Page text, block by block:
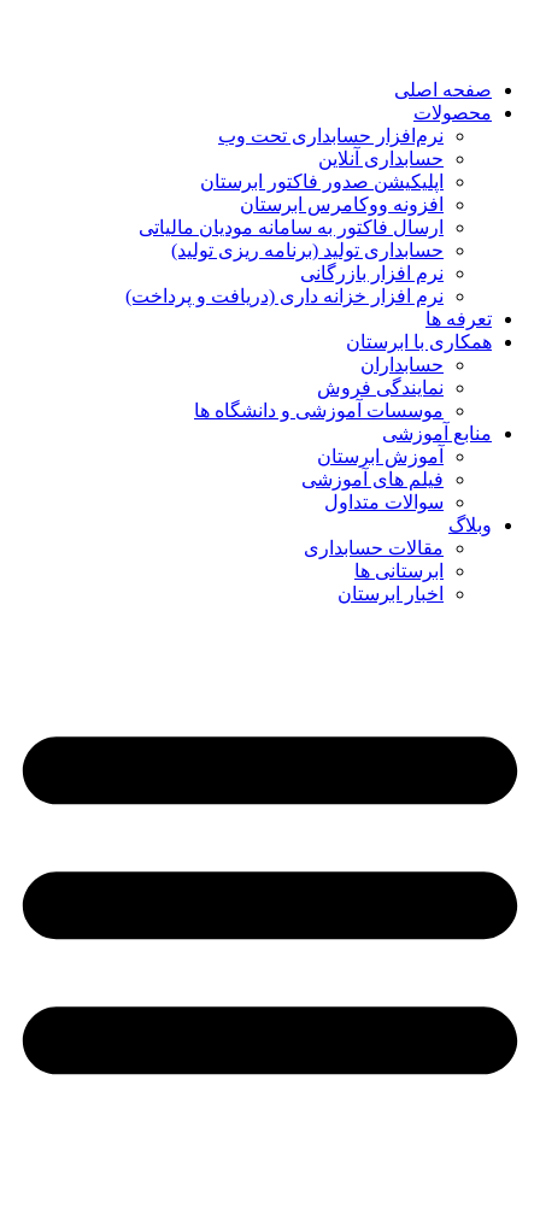
صفحه اصلی
محصولات
نرم‌افزار حسابداری تحت وب
حسابداری آنلاین
اپلیکیشن صدور فاکتور ابرستان
افزونه ووکامرس ابرستان
ارسال فاکتور به سامانه مودیان مالیاتی
حسابداری تولید (برنامه ریزی تولید)
نرم افزار بازرگانی
نرم افزار خزانه داری (دریافت و پرداخت)
تعرفه ها
همکاری با ابرستان
حسابداران
نمایندگی فروش
موسسات آموزشی و دانشگاه ها
منابع آموزشی
آموزش ابرستان
فیلم های آموزشی
سوالات متداول
وبلاگ
مقالات حسابداری
ابرستانی ها
اخبار ابرستان